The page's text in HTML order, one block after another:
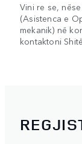
Vini re se,
(Asistenca e
mekanik) në
kontaktoni